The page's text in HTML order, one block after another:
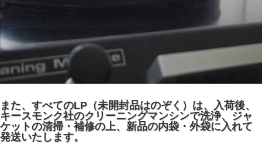
また、すべてのLP（未開封品はのぞく）は、入荷後、
キースモンク社のクリーニングマンシンで洗浄、ジャ
ケットの清掃・補修の上、新品の内袋・外袋に入れて
発送いたします。